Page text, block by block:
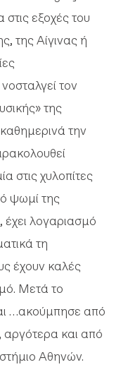
εξοχές του
της Αίγινας ή
τον
της
την
στις χυλοπίτες
ψωμί της
έχει λογαριασμό
τη
έχουν καλές
Μετά το
…ακούμπησε από
αργότερα και από
Αθηνών.